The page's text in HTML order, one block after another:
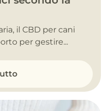
il CBD per cani
per gestire...